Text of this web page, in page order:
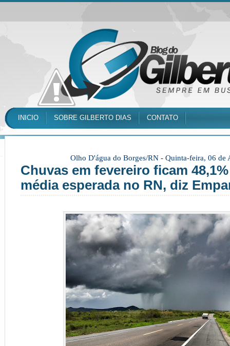
INICIO SOBRE GILBERTO DIAS CONTATO
Olho D'água do Borges/RN - Quinta-feira, 06 de
Chuvas em fevereiro ficam
média esperada no RN, diz